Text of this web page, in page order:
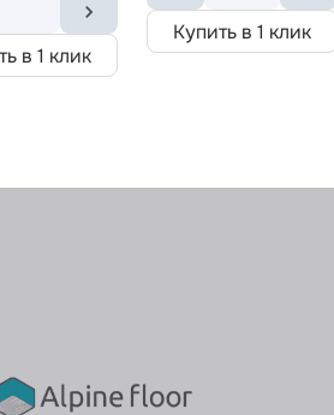
в 1 клик
Купить в 1 клик